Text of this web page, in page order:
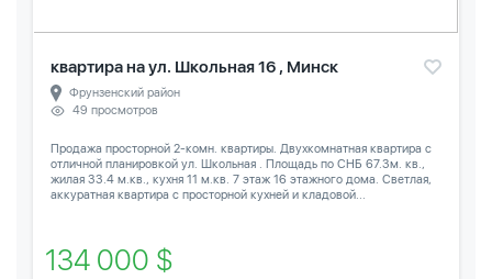
квартира на ул. Школьная 16 , Минск
Фрунзенский район
49 просмотров
Продажа просторной 2-комн. квартиры. Двухкомнатная квартира с
отличной планировкой ул. Школьная . Площадь по СНБ 67.3м. кв.,
жилая 33.4 м.кв., кухня 11 м.кв. 7 этаж 16 этажного дома. Светлая,
аккуратная квартира с просторной кухней и кладовой...
134 000 $